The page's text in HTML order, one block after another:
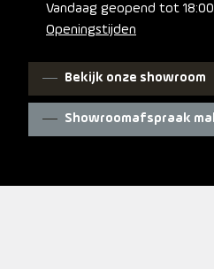
Vandaag geopend tot
Openingstijden
Bekijk onze showroom
Showroomafspraak